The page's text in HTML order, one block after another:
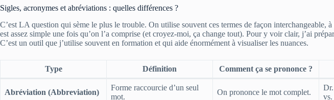
Sigles, acronymes et abréviations : quelles différences ?
C’est LA question qui sème le plus le trouble. On utilise souvent ces termes de façon interchangeable,
est assez simple une fois qu’on l’a comprise (et croyez-moi, ça change tout). Pour y voir clair, j’ai
C’est un outil que j’utilise souvent en formation et qui aide énormément à visualiser les nuances.
Type Définition Comment ça se prononce ?
Abréviation (Abbreviation)
Forme raccourcie d’un seul
mot.
On prononce le mot complet.
Dr.
vs.